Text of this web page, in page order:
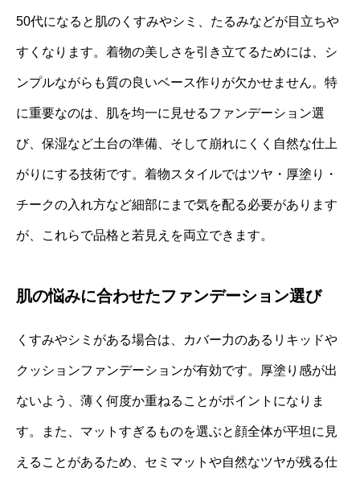
50代になると肌のくすみやシミ、たるみなどが目立ちや
すくなります。着物の美しさを引き立てるためには、シ
ンプルながらも質の良いベース作りが欠かせません。特
に重要なのは、肌を均一に見せるファンデーション選
び、保湿など土台の準備、そして崩れにくく自然な仕上
がりにする技術です。着物スタイルではツヤ・厚塗り・
チークの入れ方など細部にまで気を配る必要があります
が、これらで品格と若見えを両立できます。
肌の悩みに合わせたファンデーション選び
くすみやシミがある場合は、カバー力のあるリキッドや
クッションファンデーションが有効です。厚塗り感が出
ないよう、薄く何度か重ねることがポイントになりま
す。また、マットすぎるものを選ぶと顔全体が平坦に見
えることがあるため、セミマットや自然なツヤが残る仕